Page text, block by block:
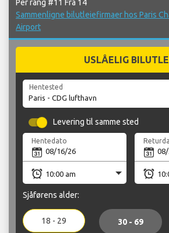
Per rang #11 Fra 14
Sammenligne bilutleiefirmaer hos Paris
Airport
USLÅELIG
Hentested
Levering til samme sted
Hentedato
Sjåførens alder:
18 - 29 30 - 69